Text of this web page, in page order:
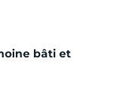
bâti et